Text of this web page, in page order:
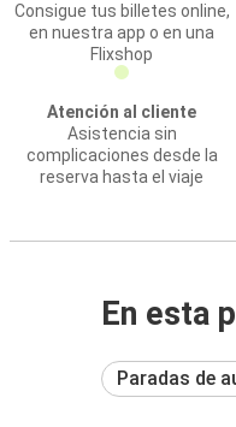
Consigue tus billetes online,
en nuestra app o en una
Flixshop
Atención al cliente
Asistencia sin
complicaciones desde la
reserva hasta el viaje
En esta
Paradas de